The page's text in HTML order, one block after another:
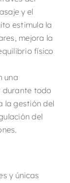
y el
estimula la
mejora la
físico
una
durante todo
la gestión del
del
y únicas